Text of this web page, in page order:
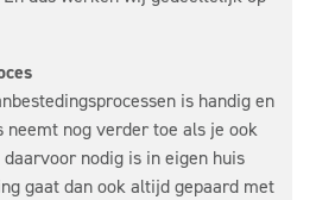
is handig en
neemt nog verder toe als je ook
nodig is in eigen huis
gaat dan ook altijd gepaard met